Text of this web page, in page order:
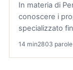
In materia di
conoscere i
specializzato
14 min2803 parole